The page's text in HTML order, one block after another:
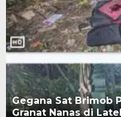
Gegana Sat Brimob
Granat Nanas di